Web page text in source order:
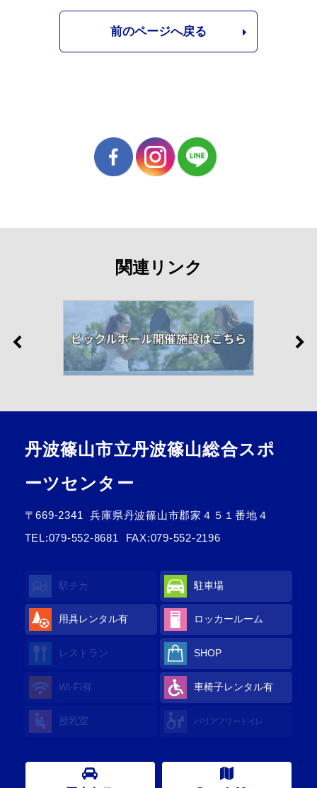
前のページへ戻る
関連リンク
丹波篠山市立丹波篠山総合スポ
ーツセンター
〒669-2341
兵庫県丹波篠山市郡家４５１番地４
TEL:079-552-8681 FAX:079-552-2196
駅チカ 駐車場
用具レンタル有 ロッカールーム
レストラン SHOP
Wi-Fi有 車椅子レンタル有
授乳室 バリアフリートイレ